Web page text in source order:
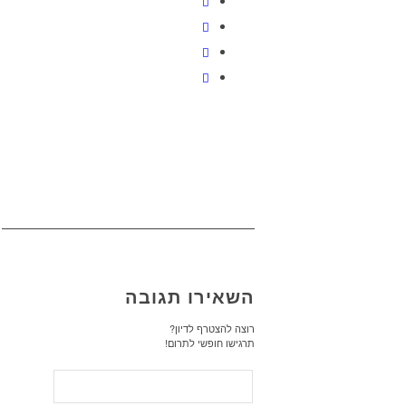
השאירו תגובה
רוצה להצטרף לדיון?
תרגישו חופשי לתרום!